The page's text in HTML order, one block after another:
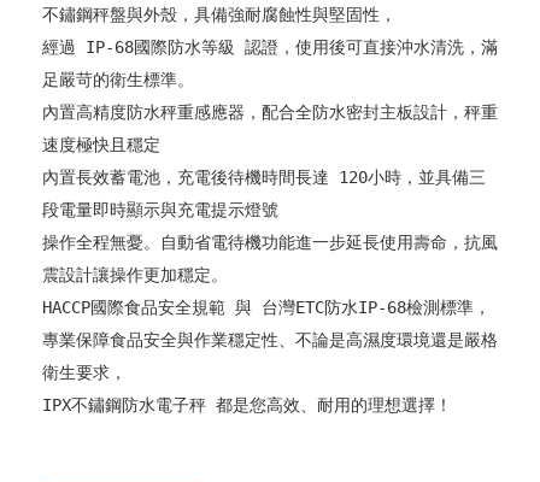
不鏽鋼秤盤與外殼，具備強耐腐蝕性與堅固性，
經過 IP-68國際防水等級 認證，使用後可直接沖水清洗，滿
足嚴苛的衛生標準。
內置高精度防水秤重感應器，配合全防水密封主板設計，秤重
速度極快且穩定
內置長效蓄電池，充電後待機時間長達 120小時，並具備三
段電量即時顯示與充電提示燈號
操作全程無憂。自動省電待機功能進一步延長使用壽命，抗風
震設計讓操作更加穩定。
HACCP國際食品安全規範 與 台灣ETC防水IP-68檢測標準，
專業保障食品安全與作業穩定性、 不論是高濕度環境還是嚴格
衛生要求，
IPX不鏽鋼防水電子秤 都是您高效、耐用的理想選擇！